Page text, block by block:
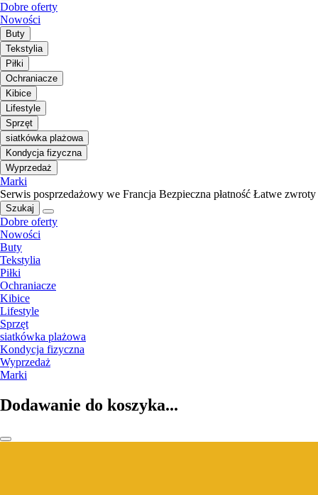
Dobre oferty
Nowości
Buty
Tekstylia
Piłki
Ochraniacze
Kibice
Lifestyle
Sprzęt
siatkówka plażowa
Kondycja fizyczna
Wyprzedaż
Marki
Serwis posprzedażowy we Francja Bezpieczna płatność Łatwe zwroty
Szukaj
Dobre oferty
Nowości
Buty
Tekstylia
Piłki
Ochraniacze
Kibice
Lifestyle
Sprzęt
siatkówka plażowa
Kondycja fizyczna
Wyprzedaż
Marki
Dodawanie do koszyka...